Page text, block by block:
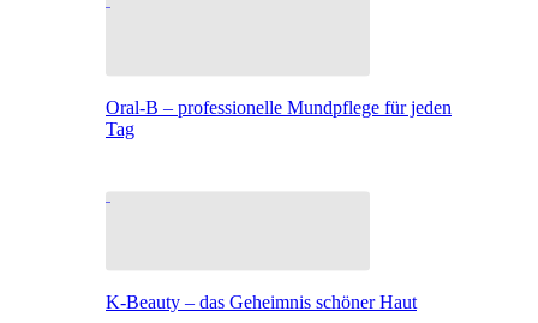
Oral-B – professionelle Mundpflege für jeden
Tag
K-Beauty – das Geheimnis schöner Haut